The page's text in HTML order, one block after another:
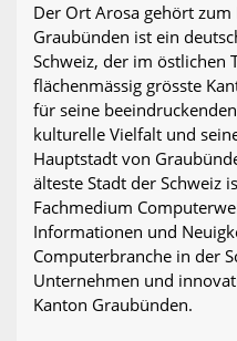
Der Ort Arosa gehört
Graubünden ist ein
Schweiz, der im östlichen
flächenmässig grösste
für seine
kulturelle Vielfalt und
Hauptstadt von
älteste Stadt der Schweiz
Fachmedium
Informationen und
Computerbranche in der
Unternehmen und
Kanton Graubünden.